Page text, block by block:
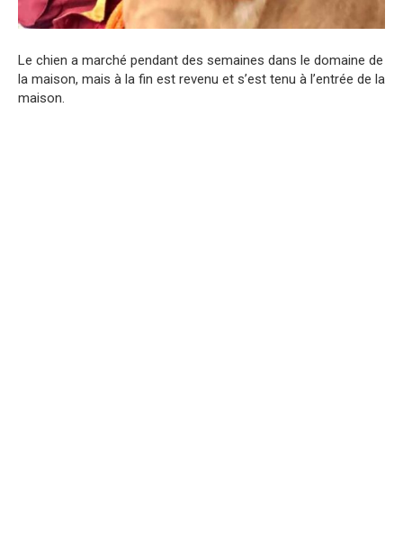
Le chien a marché pendant des semaines dans le domaine de
la maison, mais à la fin est revenu et s’est tenu à l’entrée de la
maison.